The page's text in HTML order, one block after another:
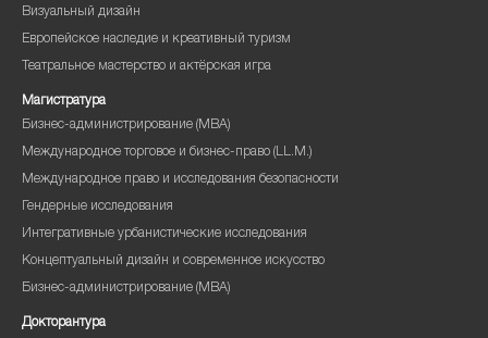
Визуальный дизайн
Европейское наследие и креативный туризм
Театральное мастерство и актёрская игра
Магистратура
Бизнес-администрирование (MBA)
Международное торговое и бизнес-право (LL.M.)
Международное право и исследования безопасности
Гендерные исследования
Интегративные урбанистические исследования
Концептуальный дизайн и современное искусство
Бизнес-администрирование (MBA)
Докторантура